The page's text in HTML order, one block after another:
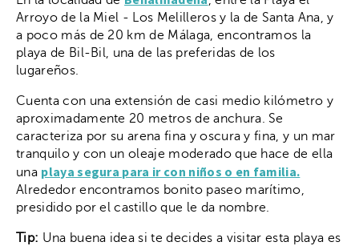
Arroyo de la Miel - Los Melilleros y la de Santa Ana, y
a poco más de 20 km de Málaga, encontramos la
playa de Bil-Bil, una de las preferidas de los
lugareños.
Cuenta con una extensión de casi medio kilómetro y
aproximadamente 20 metros de anchura. Se
caracteriza por su arena fina y oscura y fina, y un mar
tranquilo y con un oleaje moderado que hace de ella
una playa segura para ir con niños o en familia.
Alrededor encontramos bonito paseo marítimo,
presidido por el castillo que le da nombre.
Tip: Una buena idea si te decides a visitar esta playa es